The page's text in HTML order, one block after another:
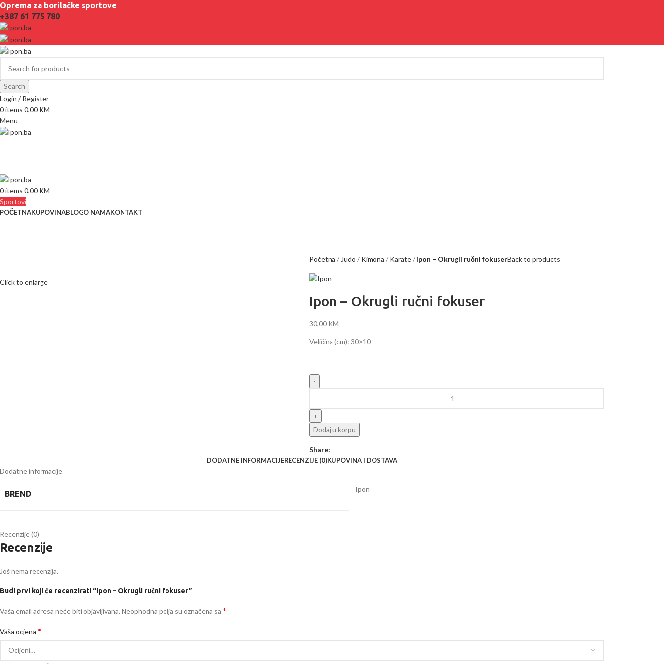
Oprema za borilačke sportove
+387 61 775 780
Search
Login / Register
0items 0,00 KM
Menu
0items 0,00 KM
Sportovi
POČETNAKUPOVINABLOGO NAMAKONTAKT
Click to enlarge
Početna Judo Kimona Karate Ipon – Okrugli ručni fokuserBack to products
Ipon – Okrugli ručni fokuser
30,00 KM
Veličina (cm): 30×10
Dodaj u korpu
Share:
DODATNE INFORMACIJERECENZIJE (0)KUPOVINA I DOSTAVA
Dodatne informacije
BREND
Ipon
Recenzije (0)
Recenzije
Još nema recenzija.
Budi prvi koji će recenzirati “Ipon – Okrugli ručni fokuser”
Vaša email adresa neće biti objavljivana. Neophodna polja su označena sa *
Vaša ocjena *